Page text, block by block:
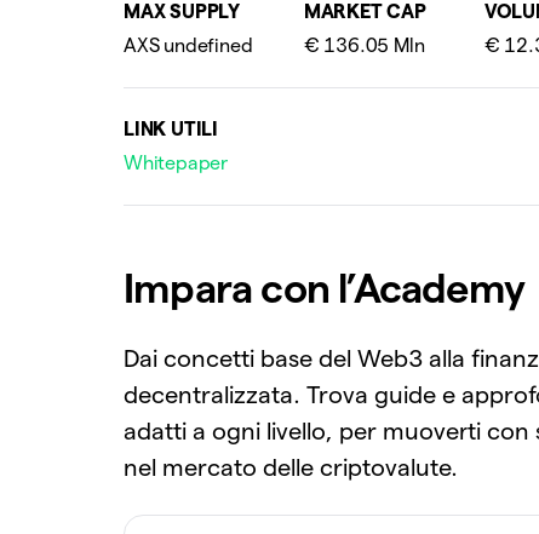
MAX SUPPLY
MARKET CAP
€ 136.05 Mln
LINK UTILI
Whitepaper
Impara con l’Academy
Dai concetti base del Web3 alla
decentralizzata. Trova guide e
adatti a ogni livello, per muoverti con
nel mercato delle criptovalute.